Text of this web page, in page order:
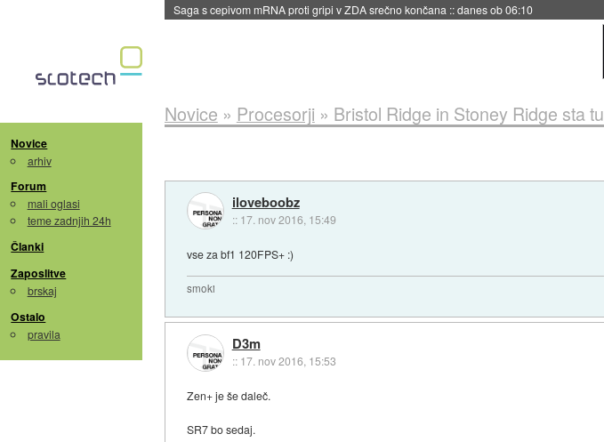
BMW v vozilih začel predvajati reklame::danes ob 06:09
Novice
arhiv
Forum
mali oglasi
teme zadnjih 24h
Članki
Zaposlitve
brskaj
Ostalo
pravila
Novice » Procesorji » Bristol Ridge in Stoney Ridge sta tu
iloveboobz
:: 17. nov 2016, 15:49
vse za bf1 120FPS+ :)
smoki
D3m
:: 17. nov 2016, 15:53
Zen+ je še daleč.
SR7 bo sedaj.